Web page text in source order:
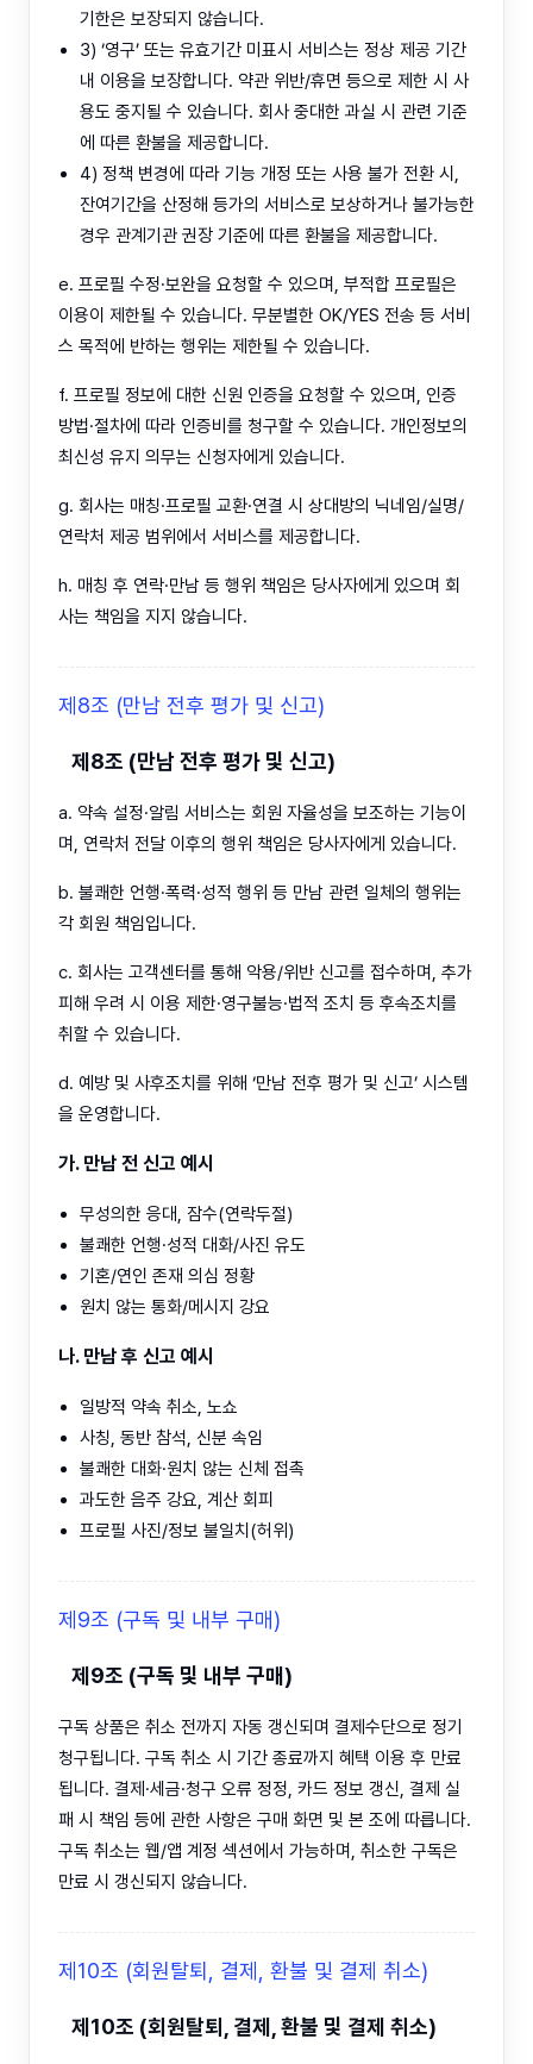
기한은 보장되지 않습니다.
3) ‘영구’ 또는 유효기간 미표시 서비스는 정상 제공 기간
내 이용을 보장합니다. 약관 위반/휴면 등으로 제한 시 사
용도 중지될 수 있습니다. 회사 중대한 과실 시 관련 기준
에 따른 환불을 제공합니다.
4) 정책 변경에 따라 기능 개정 또는 사용 불가 전환 시,
잔여기간을 산정해 등가의 서비스로 보상하거나 불가능한
경우 관계기관 권장 기준에 따른 환불을 제공합니다.
e. 프로필 수정·보완을 요청할 수 있으며, 부적합 프로필은
이용이 제한될 수 있습니다. 무분별한 OK/YES 전송 등 서비
스 목적에 반하는 행위는 제한될 수 있습니다.
f. 프로필 정보에 대한 신원 인증을 요청할 수 있으며, 인증
방법·절차에 따라 인증비를 청구할 수 있습니다. 개인정보의
최신성 유지 의무는 신청자에게 있습니다.
g. 회사는 매칭·프로필 교환·연결 시 상대방의 닉네임/실명/
연락처 제공 범위에서 서비스를 제공합니다.
h. 매칭 후 연락·만남 등 행위 책임은 당사자에게 있으며 회
사는 책임을 지지 않습니다.
제8조 (만남 전후 평가 및 신고)
제8조 (만남 전후 평가 및 신고)
a. 약속 설정·알림 서비스는 회원 자율성을 보조하는 기능이
며, 연락처 전달 이후의 행위 책임은 당사자에게 있습니다.
b. 불쾌한 언행·폭력·성적 행위 등 만남 관련 일체의 행위는
각 회원 책임입니다.
c. 회사는 고객센터를 통해 악용/위반 신고를 접수하며, 추가
피해 우려 시 이용 제한·영구불능·법적 조치 등 후속조치를
취할 수 있습니다.
d. 예방 및 사후조치를 위해 ‘만남 전후 평가 및 신고’ 시스템
을 운영합니다.
가. 만남 전 신고 예시
무성의한 응대, 잠수(연락두절)
불쾌한 언행·성적 대화/사진 유도
기혼/연인 존재 의심 정황
원치 않는 통화/메시지 강요
나. 만남 후 신고 예시
일방적 약속 취소, 노쇼
사칭, 동반 참석, 신분 속임
불쾌한 대화·원치 않는 신체 접촉
과도한 음주 강요, 계산 회피
프로필 사진/정보 불일치(허위)
제9조 (구독 및 내부 구매)
제9조 (구독 및 내부 구매)
구독 상품은 취소 전까지 자동 갱신되며 결제수단으로 정기
청구됩니다. 구독 취소 시 기간 종료까지 혜택 이용 후 만료
됩니다. 결제·세금·청구 오류 정정, 카드 정보 갱신, 결제 실
패 시 책임 등에 관한 사항은 구매 화면 및 본 조에 따릅니다.
구독 취소는 웹/앱 계정 섹션에서 가능하며, 취소한 구독은
만료 시 갱신되지 않습니다.
제10조 (회원탈퇴, 결제, 환불 및 결제 취소)
제10조 (회원탈퇴, 결제, 환불 및 결제 취소)